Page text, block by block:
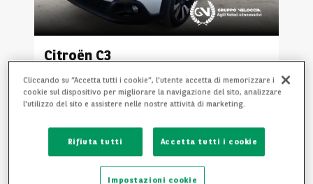
Citroën C3
63 971 km
2022
Benzina
10 500 € IVA
incl.
Cliccando su “Accetta tutti i cookie”, l'utente accetta di memorizzare i
cookie sul dispositivo per migliorare la navigazione del sito, analizzare
l'utilizzo del sito e assistere nelle nostre attività di marketing.
Rifiuta tutti Accetta tutti i cookie
Impostazioni cookie